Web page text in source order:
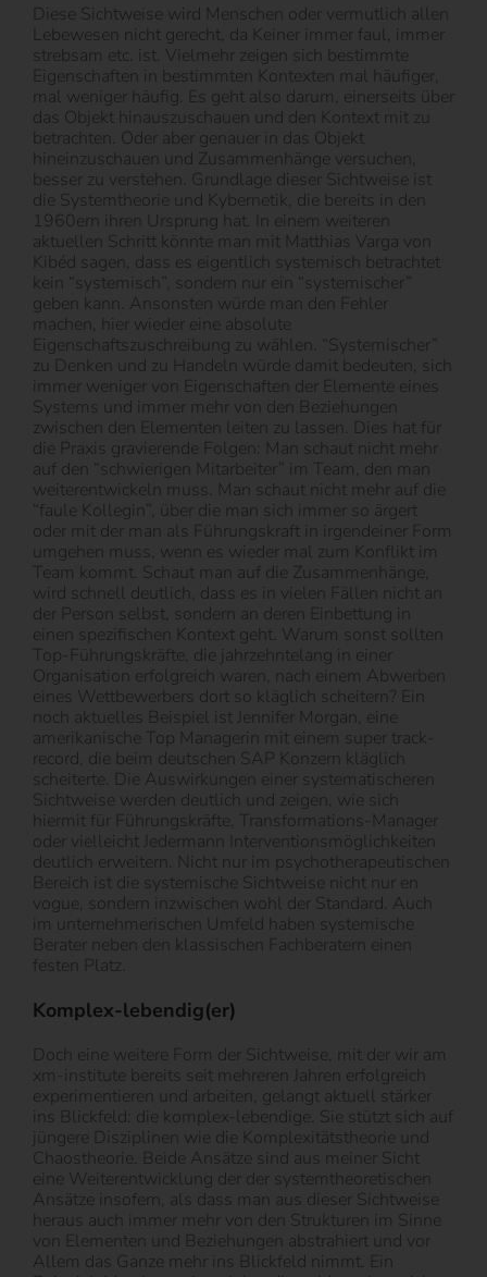
Diese Sichtweise wird Menschen oder vermutlich allen
Lebewesen nicht gerecht, da Keiner immer faul, immer
strebsam etc. ist. Vielmehr zeigen sich bestimmte
Eigenschaften in bestimmten Kontexten mal häufiger,
mal weniger häufig. Es geht also darum, einerseits über
das Objekt hinauszuschauen und den Kontext mit zu
betrachten. Oder aber genauer in das Objekt
hineinzuschauen und Zusammenhänge versuchen,
besser zu verstehen. Grundlage dieser Sichtweise ist
die Systemtheorie und Kybernetik, die bereits in den
1960ern ihren Ursprung hat. In einem weiteren
aktuellen Schritt könnte man mit Matthias Varga von
Kibéd sagen, dass es eigentlich systemisch betrachtet
kein “systemisch”, sondern nur ein “systemischer”
geben kann. Ansonsten würde man den Fehler
machen, hier wieder eine absolute
Eigenschaftszuschreibung zu wählen. “Systemischer”
zu Denken und zu Handeln würde damit bedeuten, sich
immer weniger von Eigenschaften der Elemente eines
Systems und immer mehr von den Beziehungen
zwischen den Elementen leiten zu lassen. Dies hat für
die Praxis gravierende Folgen: Man schaut nicht mehr
auf den “schwierigen Mitarbeiter” im Team, den man
weiterentwickeln muss. Man schaut nicht mehr auf die
“faule Kollegin”, über die man sich immer so ärgert
oder mit der man als Führungskraft in irgendeiner Form
umgehen muss, wenn es wieder mal zum Konflikt im
Team kommt. Schaut man auf die Zusammenhänge,
wird schnell deutlich, dass es in vielen Fällen nicht an
der Person selbst, sondern an deren Einbettung in
einen spezifischen Kontext geht. Warum sonst sollten
Top-Führungskräfte, die jahrzehntelang in einer
Organisation erfolgreich waren, nach einem Abwerben
eines Wettbewerbers dort so kläglich scheitern? Ein
noch aktuelles Beispiel ist Jennifer Morgan, eine
amerikanische Top Managerin mit einem super track-
record, die beim deutschen SAP Konzern kläglich
scheiterte. Die Auswirkungen einer systematischeren
Sichtweise werden deutlich und zeigen, wie sich
hiermit für Führungskräfte, Transformations-Manager
oder vielleicht Jedermann Interventionsmöglichkeiten
deutlich erweitern. Nicht nur im psychotherapeutischen
Bereich ist die systemische Sichtweise nicht nur en
vogue, sondern inzwischen wohl der Standard. Auch
im unternehmerischen Umfeld haben systemische
Berater neben den klassischen Fachberatern einen
festen Platz.
Komplex-lebendig(er)
Doch eine weitere Form der Sichtweise, mit der wir am
xm-institute bereits seit mehreren Jahren erfolgreich
experimentieren und arbeiten, gelangt aktuell stärker
ins Blickfeld: die komplex-lebendige. Sie stützt sich auf
jüngere Disziplinen wie die Komplexitätstheorie und
Chaostheorie. Beide Ansätze sind aus meiner Sicht
eine Weiterentwicklung der der systemtheoretischen
Ansätze insofern, als dass man aus dieser Sichtweise
heraus auch immer mehr von den Strukturen im Sinne
von Elementen und Beziehungen abstrahiert und vor
Allem das Ganze mehr ins Blickfeld nimmt. Ein